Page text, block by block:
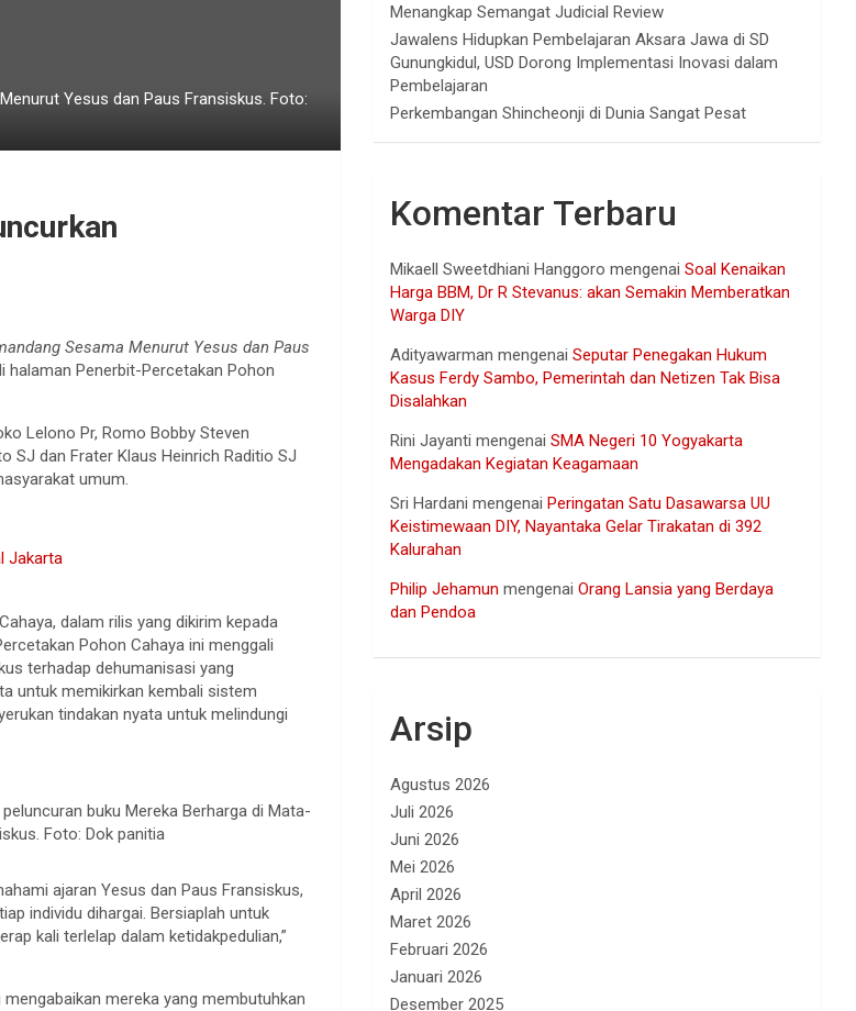
Yesus dan Paus Fransiskus. Foto:
Sesama Menurut Yesus dan Paus
Penerbit-Percetakan Pohon
Lelono Pr, Romo Bobby Steven
SJ dan Frater Klaus Heinrich Raditio SJ
umum.
Jakarta
dalam rilis yang dikirim kepada
Pohon Cahaya ini menggali
terhadap dehumanisasi yang
untuk memikirkan kembali sistem
tindakan nyata untuk melindungi
buku Mereka Berharga di Mata-
Foto: Dok panitia
ajaran Yesus dan Paus Fransiskus,
individu dihargai. Bersiaplah untuk
kali terlelap dalam ketidakpedulian,”
mereka yang membutuhkan
Menangkap Semangat Judicial Review
Jawalens Hidupkan Pembelajaran Aksara Jawa di SD
Gunungkidul, USD Dorong Implementasi Inovasi dalam
Pembelajaran
Perkembangan Shincheonji di Dunia Sangat Pesat
Komentar Terbaru
Mikaell Sweetdhiani Hanggoro mengenaiSoal Kenaikan
Harga BBM, Dr R Stevanus: akan Semakin Memberatkan
Warga DIY
Adityawarman mengenaiSeputar Penegakan Hukum
Kasus Ferdy Sambo, Pemerintah dan Netizen Tak Bisa
Disalahkan
Rini Jayanti mengenaiSMA Negeri 10 Yogyakarta
Mengadakan Kegiatan Keagamaan
Sri Hardani mengenaiPeringatan Satu Dasawarsa UU
Keistimewaan DIY, Nayantaka Gelar Tirakatan di 392
Kalurahan
Philip Jehamun mengenaiOrang Lansia yang Berdaya
dan Pendoa
Arsip
Agustus 2026
Juli 2026
Juni 2026
Mei 2026
April 2026
Maret 2026
Februari 2026
Januari 2026
Desember 2025